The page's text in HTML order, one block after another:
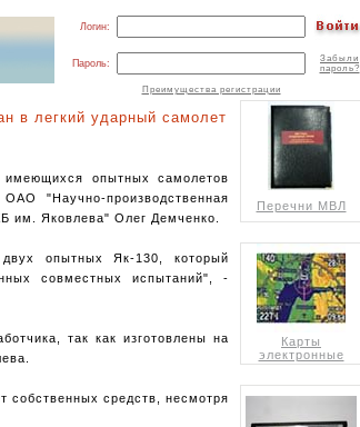
Логин:
Пароль:
Забыли
пароль?
Преимущества регистрации
в легкий ударный самолет
имеющихся опытных самолетов
"Научно-производственная
им. Яковлева" Олег Демченко.
опытных Як-130, который
совместных испытаний", -
так как изготовлены на
собственных средств, несмотря
Перечни МВЛ
Карты
электронные